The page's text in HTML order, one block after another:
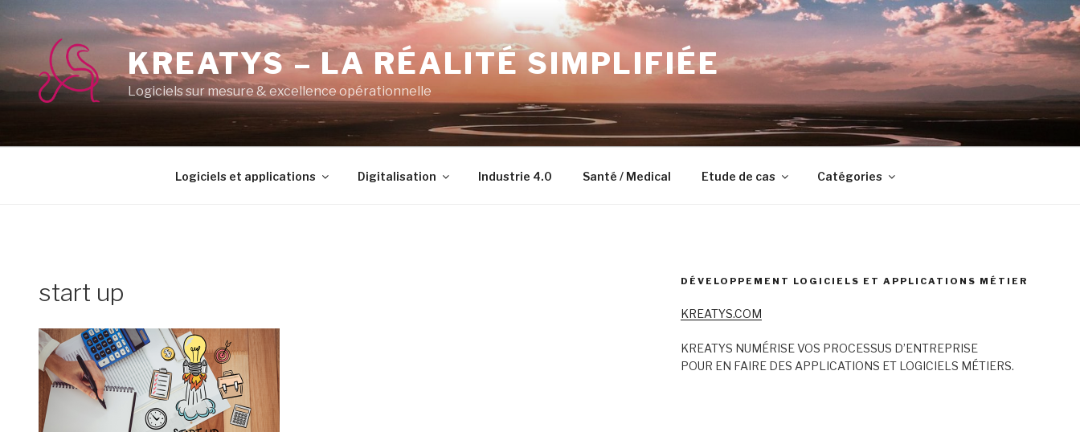
contenu
principal
KREATYS – LA RÉALITÉ SIMPLIFIÉE
Logiciels sur mesure & excellence opérationnelle
Logiciels et applications Digitalisation Industrie 4.0 Santé / Medical Etude de cas Catégories
start up DÉVELOPPEMENT LOGICIELS ET APPLICATIONS MÉTIER
KREATYS.COM
KREATYS NUMÉRISE VOS PROCESSUS D’ENTREPRISE
POUR EN FAIRE DES APPLICATIONS ET LOGICIELS MÉTIERS.